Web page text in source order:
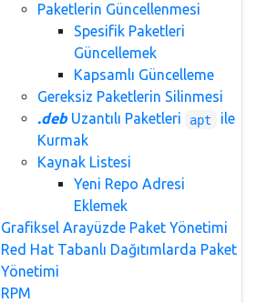
Paketlerin Güncellenmesi
Spesifik Paketleri
Güncellemek
Kapsamlı Güncelleme
Gereksiz Paketlerin Silinmesi
.debUzantılı Paketleri apt
ile
Kurmak
Kaynak Listesi
Yeni Repo Adresi
Eklemek
Grafiksel Arayüzde Paket Yönetimi
Red Hat Tabanlı Dağıtımlarda Paket
Yönetimi
RPM